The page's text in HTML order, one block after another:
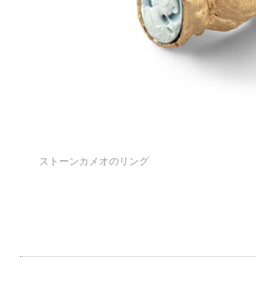
ストーンカメオのリング